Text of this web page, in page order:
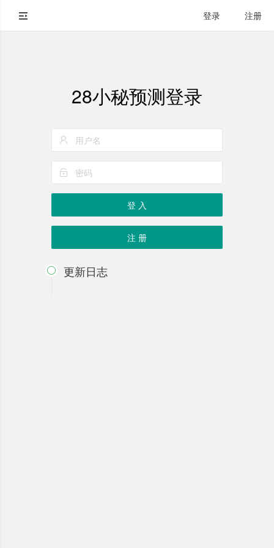
登录 注册
28小秘预测登录
登 入
注 册
 更新日志